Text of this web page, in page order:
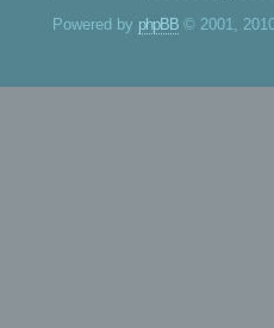
Powered by phpBB © 2001,